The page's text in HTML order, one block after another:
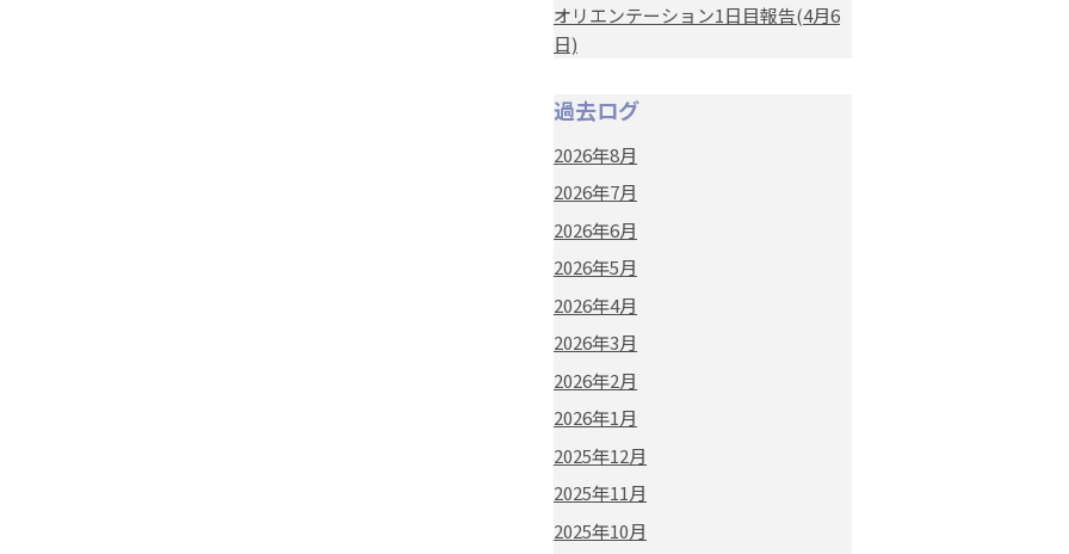
オリエンテーション1日目報告(4月6
日)
過去ログ
2026年8月
2026年7月
2026年6月
2026年5月
2026年4月
2026年3月
2026年2月
2026年1月
2025年12月
2025年11月
2025年10月